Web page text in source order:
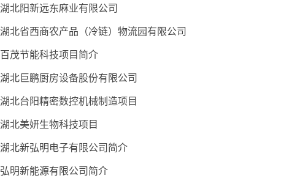
湖北阳新远东麻业有限公司
湖北省西商农产品（冷链）物流园有限公司
百茂节能科技项目简介
湖北巨鹏厨房设备股份有限公司
湖北台阳精密数控机械制造项目
湖北美妍生物科技项目
湖北新弘明电子有限公司简介
弘明新能源有限公司简介